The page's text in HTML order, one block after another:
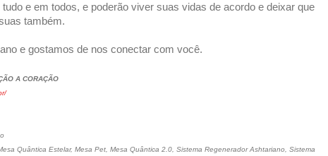
e em todos, e poderão viver suas vidas de acordo e deixar que
também.
e gostamos de nos conectar com você.
A CORAÇÃO
Quântica Estelar, Mesa Pet, Mesa Quântica 2.0, Sistema Regenerador Ashtariano, Sistema